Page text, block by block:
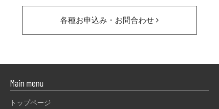
各種お申込み・お問合わせ
Main menu
トップページ